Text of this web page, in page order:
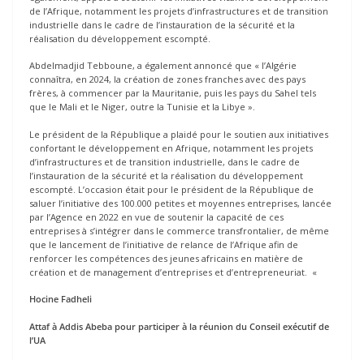
de l’Afrique, notamment les projets d’infrastructures et de transition
industrielle dans le cadre de l’instauration de la sécurité et la
réalisation du développement escompté.
Abdelmadjid Tebboune, a également annoncé que « l’Algérie
connaîtra, en 2024, la création de zones franches avec des pays
frères, à commencer par la Mauritanie, puis les pays du Sahel tels
que le Mali et le Niger, outre la Tunisie et la Libye ».
Le président de la République a plaidé pour le soutien aux initiatives
confortant le développement en Afrique, notamment les projets
d’infrastructures et de transition industrielle, dans le cadre de
l’instauration de la sécurité et la réalisation du développement
escompté. L’occasion était pour le président de la République de
saluer l’initiative des 100.000 petites et moyennes entreprises, lancée
par l’Agence en 2022 en vue de soutenir la capacité de ces
entreprises à s’intégrer dans le commerce transfrontalier, de même
que le lancement de l’initiative de relance de l’Afrique afin de
renforcer les compétences des jeunes africains en matière de
création et de management d’entreprises et d’entrepreneuriat. «
Hocine Fadheli
Attaf à Addis Abeba pour participer à la réunion du Conseil exécutif de
l’UA